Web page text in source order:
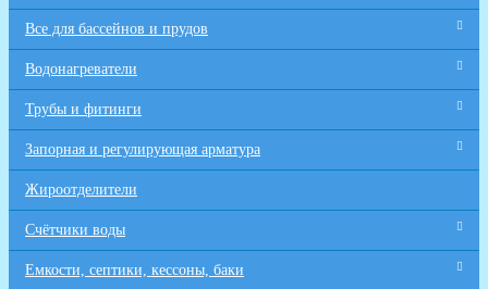
Все для бaссейнов и прудов
Водонагреватели
Трубы и фитинги
Запорная и регулирующая арматура
Жироотделители
Счётчики воды
Емкости, септики, кессоны, баки